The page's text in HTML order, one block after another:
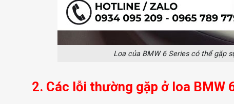
Loa của BMW 6 Series có thể gặp
2. Các lỗi thường gặp ở loa BMW